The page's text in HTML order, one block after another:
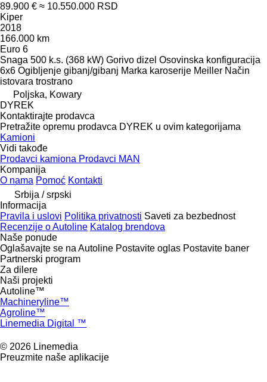
89.900 € ≈ 10.550.000 RSD
Kiper
2018
166.000 km
Euro 6
Snaga 500 k.s. (368 kW) Gorivo dizel Osovinska konfiguracija
6x6 Ogibljenje gibanj/gibanj Marka karoserije Meiller Način
istovara trostrano
Poljska, Kowary
DYREK
Kontaktirajte prodavca
Pretražite opremu prodavca DYREK u ovim kategorijama
Kamioni
Vidi takođe
Prodavci kamiona Prodavci MAN
Kompanija
O nama Pomoć Kontakti
Srbija / srpski
Informacija
Pravila i uslovi Politika privatnosti Saveti za bezbednost
Recenzije o Autoline Katalog brendova
Naše ponude
Oglašavajte se na Autoline Postavite oglas Postavite baner
Partnerski program
Za dilere
Naši projekti
Autoline™
Machineryline™
Agroline™
Linemedia Digital ™
© 2026 Linemedia
Preuzmite naše aplikacije